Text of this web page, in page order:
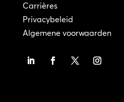
Carrières
Privacybeleid
Algemene voorwaarden